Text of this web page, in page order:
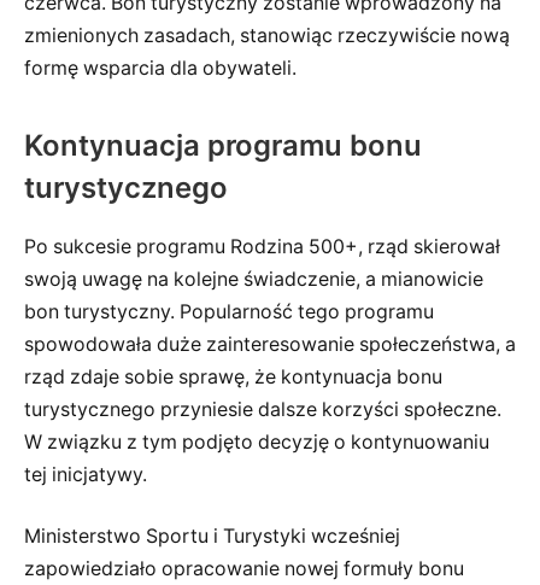
zmienionych zasadach, stanowiąc rzeczywiście nową
formę wsparcia dla obywateli.
Kontynuacja programu bonu
turystycznego
Po sukcesie programu Rodzina 500+, rząd skierował
swoją uwagę na kolejne świadczenie, a mianowicie
bon turystyczny. Popularność tego programu
spowodowała duże zainteresowanie społeczeństwa, a
rząd zdaje sobie sprawę, że kontynuacja bonu
turystycznego przyniesie dalsze korzyści społeczne.
W związku z tym podjęto decyzję o kontynuowaniu
tej inicjatywy.
Ministerstwo Sportu i Turystyki wcześniej
zapowiedziało opracowanie nowej formuły bonu